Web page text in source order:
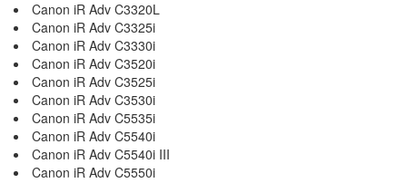
Canon iR Adv C3320L
Canon iR Adv C3325i
Canon iR Adv C3330i
Canon iR Adv C3520i
Canon iR Adv C3525i
Canon iR Adv C3530i
Canon iR Adv C5535i
Canon iR Adv C5540i
Canon iR Adv C5540i III
Canon iR Adv C5550i